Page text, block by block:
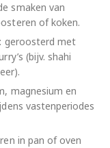
smaken van
of koken.
geroosterd met
(bijv. shahi
magnesium en
vastenperiodes
in pan of oven